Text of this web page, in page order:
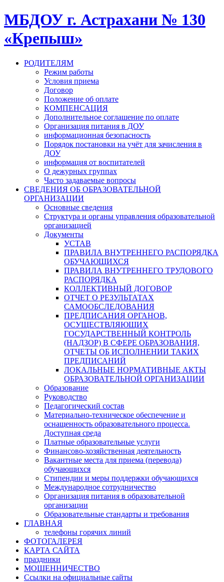
МБДОУ г. Астрахани № 130
«Крепыш»
РОДИТЕЛЯМ
Режим работы
Условия приема
Договор
Положение об оплате
КОМПЕНСАЦИЯ
Дополнительное соглашение по оплате
Организация питания в ДОУ
информационная безопасность
Порядок постановки на учёт для зачисления в
ДОУ
информация от воспитателей
О дежурных группах
Часто задаваемые вопросы
СВЕДЕНИЯ ОБ ОБРАЗОВАТЕЛЬНОЙ
ОРГАНИЗАЦИИ
Основные сведения
Структура и органы управления образовательной
организацией
Документы
УСТАВ
ПРАВИЛА ВНУТРЕННЕГО РАСПОРЯДКА
ОБУЧАЮЩИХСЯ
ПРАВИЛА ВНУТРЕННЕГО ТРУДОВОГО
РАСПОРЯДКА
КОЛЛЕКТИВНЫЙ ДОГОВОР
ОТЧЕТ О РЕЗУЛЬТАТАХ
САМООБСЛЕДОВАНИЯ
ПРЕДПИСАНИЯ ОРГАНОВ,
ОСУЩЕСТВЛЯЮЩИХ
ГОСУДАРСТВЕННЫЙ КОНТРОЛЬ
(НАДЗОР) В СФЕРЕ ОБРАЗОВАНИЯ,
ОТЧЕТЫ ОБ ИСПОЛНЕНИИ ТАКИХ
ПРЕДПИСАНИЙ
ЛОКАЛЬНЫЕ НОРМАТИВНЫЕ АКТЫ
ОБРАЗОВАТЕЛЬНОЙ ОРГАНИЗАЦИИ
Образование
Руководство
Педагогический состав
Материально-техническое обеспечение и
оснащенность образовательного процесса.
Доступная среда
Платные образовательные услуги
Финансово-хозяйственная деятельность
Вакантные места для приема (перевода)
обучающихся
Стипендии и меры поддержки обучающихся
Международное сотрудничество
Организация питания в образовательной
организации
Образовательные стандарты и требования
ГЛАВНАЯ
телефоны горячих линий
ФОТОГАЛЕРЕЯ
КАРТА САЙТА
праздники
МОШЕННИЧЕСТВО
Ссылки на официальные сайты